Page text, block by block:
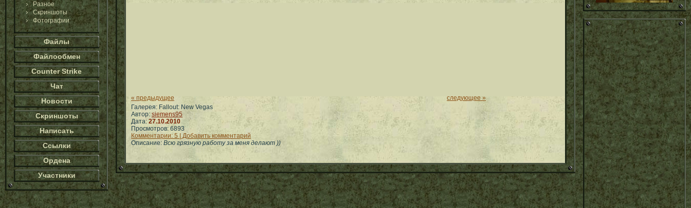
Разное
Скриншоты
Фотографии
Файлы
Файлообмен
Counter Strike
Чат
Новости
Скриншоты
Написать
Ссылки
Ордена
Участники
« предыдущее
следующее »
Галерея: Fallout: New Vegas
Автор: siemens95
Дата: 27.10.2010
Просмотров: 6893
Комментарии: 5 | Добавить комментарий
Описание: Всю грязную работу за меня делают ))